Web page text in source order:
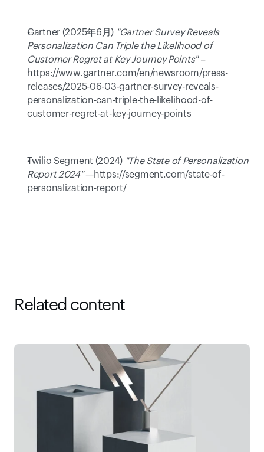
Gartner (2025年6月) "Gartner Survey Reveals
Personalization Can Triple the Likelihood of
Customer Regret at Key Journey Points" --
https://www.gartner.com/en/newsroom/press-
releases/2025-06-03-gartner-survey-reveals-
personalization-can-triple-the-likelihood-of-
customer-regret-at-key-journey-points
Twilio Segment (2024) "The State of Personalization
Report 2024" —https://segment.com/state-of-
personalization-report/
Related content